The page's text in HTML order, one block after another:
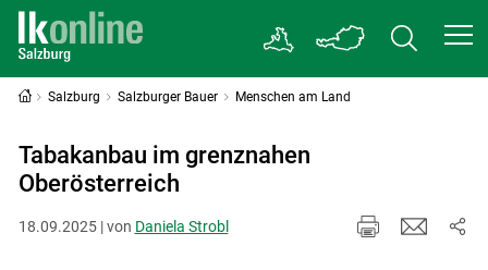
Salzburg Salzburger Bauer Menschen am Land
Tabakanbau im grenznahen
Oberösterreich
18.09.2025 | von Daniela Strobl